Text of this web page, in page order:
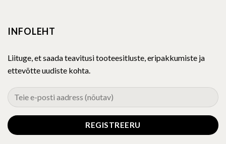
INFOLEHT
Liituge, et saada teavitusi tooteesitluste, eripakkumiste ja
ettevõtte uudiste kohta.